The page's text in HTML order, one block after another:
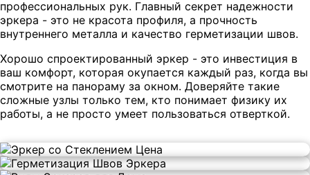
профессиональных рук. Главный секрет надежности
эркера - это не красота профиля, а прочность
внутреннего металла и качество герметизации швов.
Хорошо спроектированный эркер - это инвестиция в
ваш комфорт, которая окупается каждый раз, когда вы
смотрите на панораму за окном. Доверяйте такие
сложные узлы только тем, кто понимает физику их
работы, а не просто умеет пользоваться отверткой.